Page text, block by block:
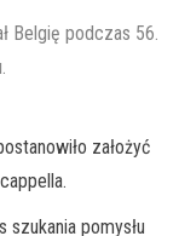
Belgię podczas 56.
założyć
pomysłu